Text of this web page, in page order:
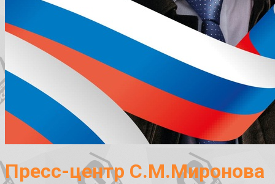
Пресс-центр С.М.Миронова